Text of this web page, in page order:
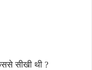
सीखी थी ?